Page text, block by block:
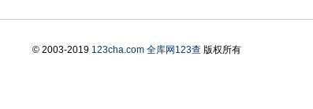
© 2003-2019 123cha.com 全库网123查版权所有